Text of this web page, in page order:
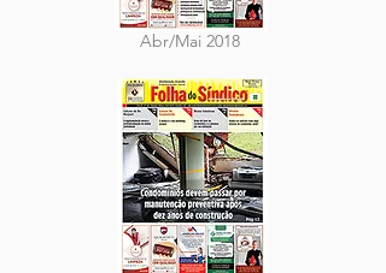
Abr/Mai 2018